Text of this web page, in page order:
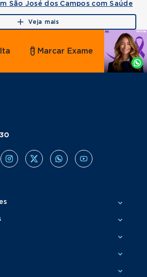
São José dos Campos com Saúde
Veja mais
Agende
por
Whatsapp
Marcar Exame